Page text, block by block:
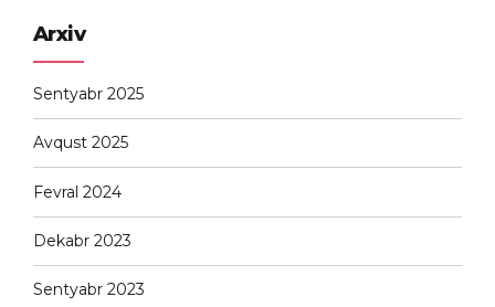
Arxiv
Sentyabr 2025
Avqust 2025
Fevral 2024
Dekabr 2023
Sentyabr 2023